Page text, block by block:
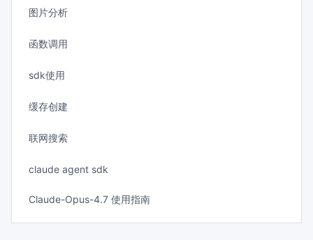
图片分析
函数调用
sdk使用
缓存创建
联网搜索
claude agent sdk
Claude-Opus-4.7 使用指南